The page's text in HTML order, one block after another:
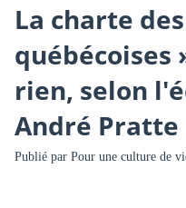
La charte
québécoises
rien, selon
André Pratte
Publié par Pour une culture de